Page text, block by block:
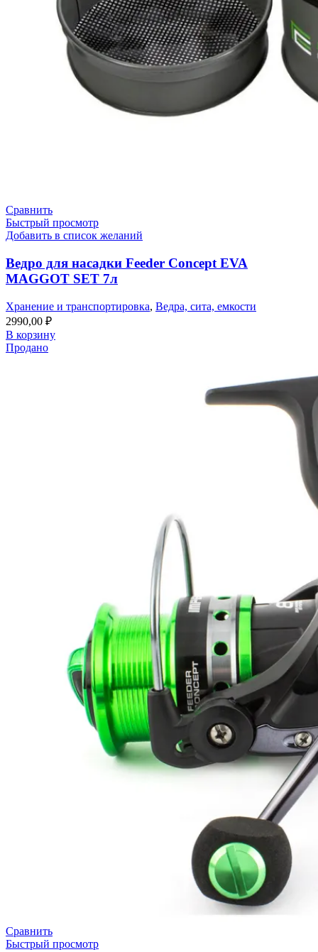
Сравнить
Быстрый просмотр
Добавить в список желаний
Ведро для насадки Feeder Concept EVA
MAGGOT SET 7л
Хранение и транспортировка, Ведра, сита, емкости
2990,00 ₽
В корзину
Продано
Сравнить
Быстрый просмотр